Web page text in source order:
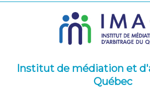
Institut de médiation et
Québec